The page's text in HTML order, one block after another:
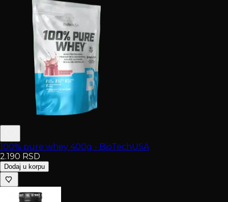
100% pure whey 400g - BioTechUSA
2.190 RSD
Dodaj u korpu